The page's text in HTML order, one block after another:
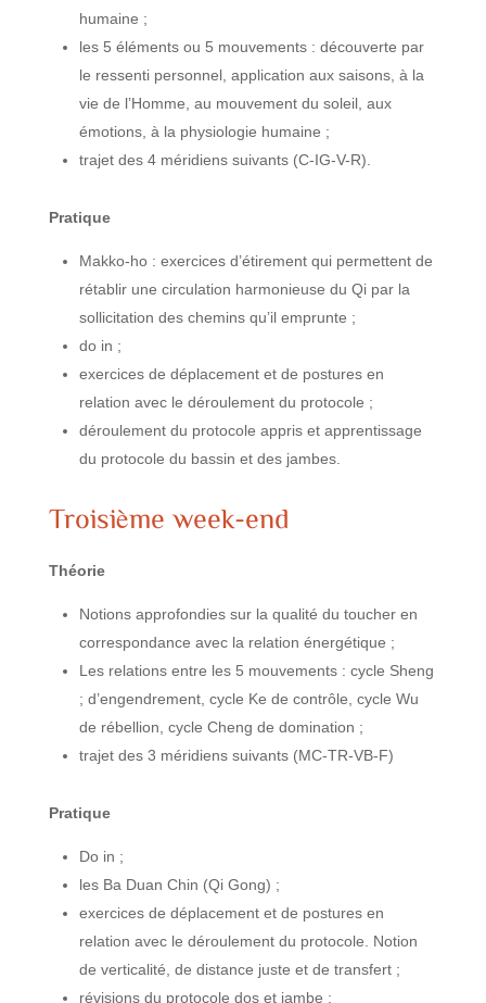
humaine ;
les 5 éléments ou 5 mouvements : découverte par
le ressenti personnel, application aux saisons, à la
vie de l’Homme, au mouvement du soleil, aux
émotions, à la physiologie humaine ;
trajet des 4 méridiens suivants (C-IG-V-R).
Pratique
Makko-ho : exercices d’étirement qui permettent de
rétablir une circulation harmonieuse du Qi par la
sollicitation des chemins qu’il emprunte ;
do in ;
exercices de déplacement et de postures en
relation avec le déroulement du protocole ;
déroulement du protocole appris et apprentissage
du protocole du bassin et des jambes.
Troisième week-end
Théorie
Notions approfondies sur la qualité du toucher en
correspondance avec la relation énergétique ;
Les relations entre les 5 mouvements : cycle Sheng
; d’engendrement, cycle Ke de contrôle, cycle Wu
de rébellion, cycle Cheng de domination ;
trajet des 3 méridiens suivants (MC-TR-VB-F)
Pratique
Do in ;
les Ba Duan Chin (Qi Gong) ;
exercices de déplacement et de postures en
relation avec le déroulement du protocole. Notion
de verticalité, de distance juste et de transfert ;
révisions du protocole dos et jambe ;